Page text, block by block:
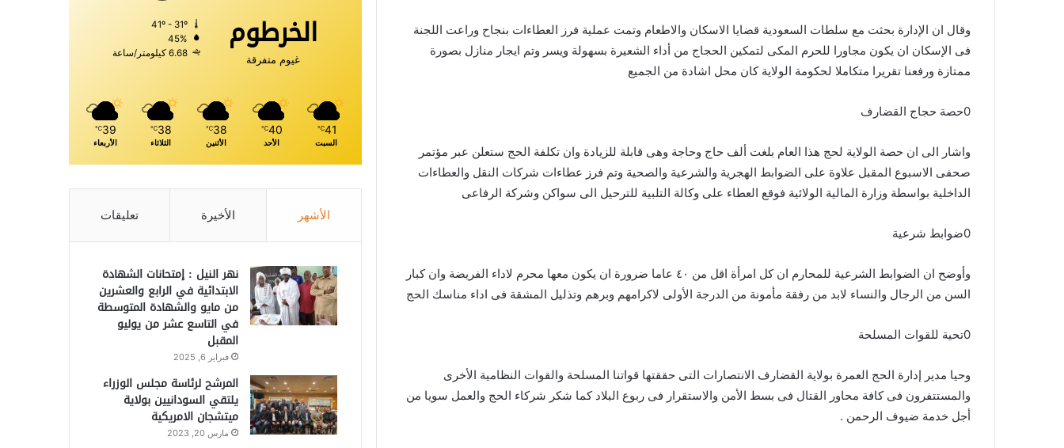
وقال ان الإدارة بحثت مع سلطات السعودية قضايا الاسكان والاطعام وتمت عملية فرز العطاءات بنجاح وراعت اللجنة
فى الإسكان ان يكون مجاورا للحرم المكى لتمكين الحجاج من أداء الشعيرة بسهولة ويسر وتم ايجار منازل بصورة
ممتازة ورفعنا تقريرا متكاملا لحكومة الولاية كان محل اشادة من الجميع
0حصة حجاج القضارف
واشار الى ان حصة الولاية لحج هذا العام بلغت ألف حاج وحاجة وهى قابلة للزيادة وان تكلفة الحج ستعلن عبر مؤتمر
صحفى الاسبوع المقبل علاوة على الضوابط الهجرية والشرعية والصحية وتم فرز عطاءات شركات النقل والعطاءات
الداخلية بواسطة وزارة المالية الولائية فوقع العطاء على وكالة التلبية للترحيل الى سواكن وشركة الرفاعى
0ضوابط شرعية
وأوضح ان الضوابط الشرعية للمحارم ان كل امرأة اقل من ٤٠ عاما ضرورة ان يكون معها محرم لاداء الفريضة وان كبار
السن من الرجال والنساء لابد من رفقة مأمونة من الدرجة الأولى لاكرامهم وبرهم وتذليل المشقة فى اداء مناسك الحج
0تحية للقوات المسلحة
وحيا مدير إدارة الحج العمرة بولاية القضارف الانتصارات التى حققتها قواتنا المسلحة والقوات النظامية الأخرى
والمستتفرون فى كافة محاور القتال فى بسط الأمن والاستقرار فى ربوع البلاد كما شكر شركاء الحج والعمل سويا من
أجل خدمة ضيوف الرحمن .
الخرطوم
غيوم متفرقة
45%
6.68 كيلومتر/ساعة
41
℃
السبت
40
℃
الأحد
38
℃
الأثنين
38
℃
الثلاثاء
39
℃
الأربعاء
الأشهر الأخيرة تعليقات
نهر النيل : إمتحانات الشهادة
الابتدائية في الرابع والعشرين
من مايو والشهادة المتوسطة
في التاسع عشر من يوليو
المقبل
فبراير 6, 2025
المرشح لرئاسة مجلس الوزراء
يلتقي السودانيين بولاية
ميتشجان الامريكية
مارس 20, 2023